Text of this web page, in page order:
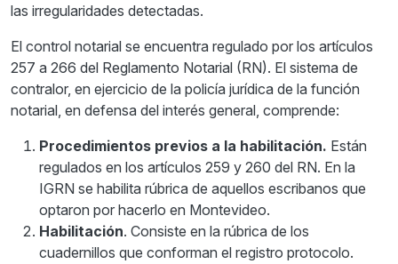
las irregularidades detectadas.
El control notarial se encuentra regulado por los artículos
257 a 266 del Reglamento Notarial (RN). El sistema de
contralor, en ejercicio de la policía jurídica de la función
notarial, en defensa del interés general, comprende:
Procedimientos previos a la habilitación. Están
regulados en los artículos 259 y 260 del RN. En la
IGRN se habilita rúbrica de aquellos escribanos que
optaron por hacerlo en Montevideo.
Habilitación. Consiste en la rúbrica de los
cuadernillos que conforman el registro protocolo.